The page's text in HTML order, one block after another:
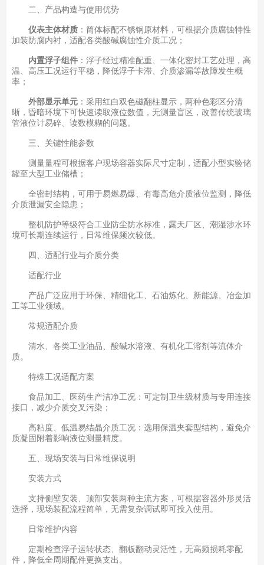
二、产品构造与使用优势
仪表主体材质：筒体标配不锈钢原材料，可根据介质腐蚀特性
加装防腐内衬，适配各类酸碱腐蚀性介质工况；
内置浮子组件：浮子经过精准配重、一体化密封工艺处理，高
温、高压工况运行平稳，降低浮子卡滞、介质渗漏等故障发生概
率；
外部显示单元：采用红白双色磁翻柱显示，两种色彩区分清
晰，昏暗环境下可快速读取液位数值，无测量盲区，改善传统玻璃
管液位计易碎、读数模糊的问题。
三、关键性能参数
测量量程可根据客户现场容器实际尺寸定制，适配小型实验储
罐至大型工业储槽；
全密封结构，可用于易燃易爆、有毒高危介质液位监测，降低
介质泄漏安全隐患；
整机防护等级符合工业防尘防水标准，露天厂区、潮湿涉水环
境可长期连续运行，日常维保频次较低。
四、适配行业与介质分类
适配行业
产品广泛应用于环保、精细化工、石油炼化、新能源、冶金加
工等工业领域。
常规适配介质
清水、各类工业油品、酸碱水溶液、有机化工溶剂等流体介
质。
特殊工况适配方案
食品加工、医药生产洁净工况：可定制卫生级材质与专用连接
接口，减少介质交叉污染；
高粘度、低温易结晶介质工况：选用保温夹套型结构，避免介
质凝固附着影响液位测量精度。
五、现场安装与日常维保说明
安装方式
支持侧壁安装、顶部安装两种主流方案，可根据容器外形灵活
选择，现场装配流程简单，无需复杂调试即可投入使用。
日常维护内容
定期检查浮子运转状态、翻板翻动灵活性，无高频损耗零配
件，降低全周期配件更换支出。